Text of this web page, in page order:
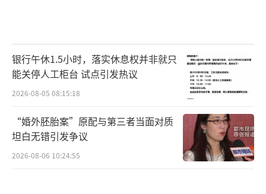
银行午休1.5小时，落实休息权并非就只
能关停人工柜台 试点引发热议
2026-08-05 08:15:18
“婚外胚胎案”原配与第三者当面对质
坦白无错引发争议
2026-08-06 10:24:55